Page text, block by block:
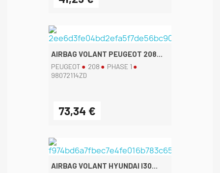
AIRBAG VOLANT PEUGEOT 208...
PEUGEOT 208
PHASE 1
98072114ZD
73,34 €
AIRBAG VOLANT HYUNDAI I30...